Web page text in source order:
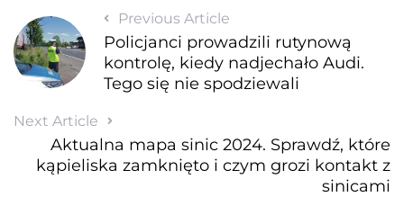
Previous Article
Policjanci prowadzili rutynową
kontrolę, kiedy nadjechało Audi.
Tego się nie spodziewali
Next Article
Aktualna mapa sinic 2024. Sprawdź, które
kąpieliska zamknięto i czym grozi kontakt z
sinicami